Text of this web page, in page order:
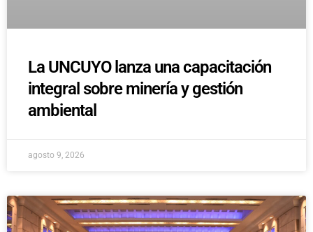
La UNCUYO lanza una capacitación
integral sobre minería y gestión
ambiental
agosto 9, 2026